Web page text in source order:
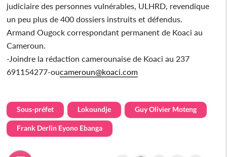
judiciaire des personnes vulnérables, ULHRD, revendique
un peu plus de 400 dossiers instruits et défendus.
Armand Ougock correspondant permanent de Koaci au
Cameroun.
-Joindre la rédaction camerounaise de Koaci au 237
691154277-oucameroun@koaci.com
Sous-préfet Lokoundje Guy Olivier Moteng
Frank Derlin Eyono Ebanga